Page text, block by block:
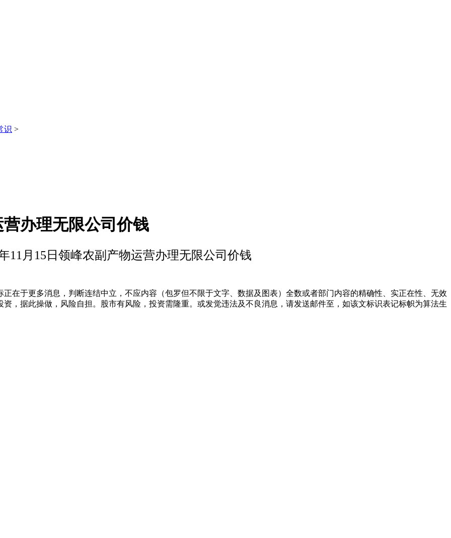
识 >
营办理无限公司价钱
11月15日领峰农副产物运营办理无限公司价钱
于更多消息，判断连结中立，不应内容（包罗但不限于文字、数据及图表）全数或者部门内容的精确性、实正在性、无效
，据此操做，风险自担。股市有风险，投资需隆重。或发觉违法及不良消息，请发送邮件至，如该文标识表记标帜为算法生